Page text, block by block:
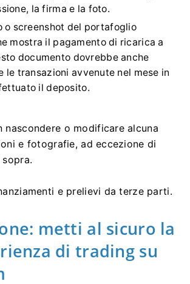
la firma e la foto.
o screenshot del portafoglio
mostra il pagamento di ricarica a
documento dovrebbe anche
transazioni avvenute nel mese in
il deposito.
nascondere o modificare alcuna
e fotografie, ad eccezione di
e prelievi da terze parti.
metti al sicuro la
di trading su